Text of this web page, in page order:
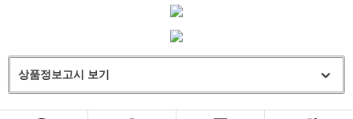
상품정보고시 보기